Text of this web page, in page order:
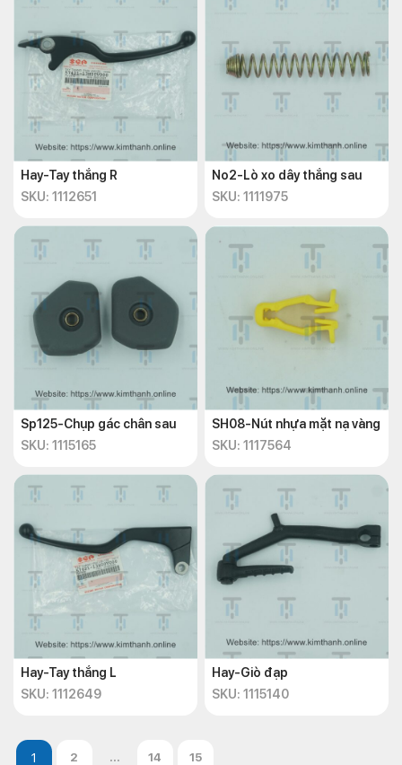
Hay-Tay thắng R
SKU: 1112651
No2-Lò xo dây thắng sau
SKU: 1111975
Sp125-Chụp gác chân sau
SKU: 1115165
SH08-Nút nhựa mặt nạ vàng
SKU: 1117564
Hay-Tay thắng L
SKU: 1112649
Hay-Giò đạp
SKU: 1115140
2 ... 14 15